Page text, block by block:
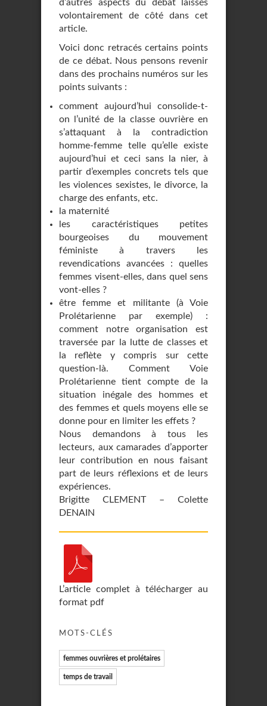
d’autres aspects du débat laissés
volontairement de côté dans cet
article.
Voici donc retracés certains points
de ce débat. Nous pensons revenir
dans des prochains numéros sur les
points suivants :
comment aujourd’hui consolide-t-
on l’unité de la classe ouvrière en
s’attaquant à la contradiction
homme-femme telle qu’elle existe
aujourd’hui et ceci sans la nier, à
partir d’exemples concrets tels que
les violences sexistes, le divorce, la
charge des enfants, etc.
la maternité
les caractéristiques petites
bourgeoises du mouvement
féministe à travers les
revendications avancées : quelles
femmes visent-elles, dans quel sens
vont-elles ?
être femme et militante (à Voie
Prolétarienne par exemple) :
comment notre organisation est
traversée par la lutte de classes et
la reflète y compris sur cette
question-là. Comment Voie
Prolétarienne tient compte de la
situation inégale des hommes et
des femmes et quels moyens elle se
donne pour en limiter les effets ?
Nous demandons à tous les
lecteurs, aux camarades d’apporter
leur contribution en nous faisant
part de leurs réflexions et de leurs
expériences.
Brigitte CLEMENT – Colette
DENAIN
L’article complet à télécharger au
format pdf
MOTS-CLÉS
femmes ouvrières et prolétaires
temps de travail